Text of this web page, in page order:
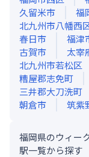
久留米市
福
北九州市八幡西
春日市
福津
古賀市
太宰
北九州市若松区
糟屋郡志免町
三井郡大刀洗町
朝倉市
筑紫
福岡県のウィー
駅一覧から探す